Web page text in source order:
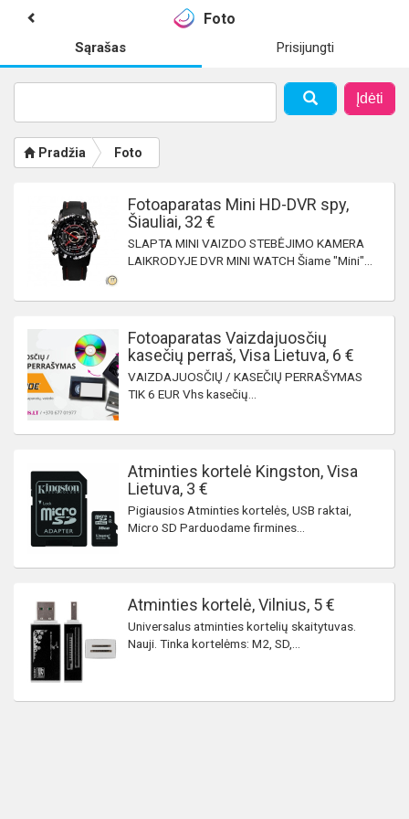
Foto
Sąrašas Prisijungti
Įdėti
Pradžia Foto
Fotoaparatas Mini HD-DVR spy,
Šiauliai, 32 €
SLAPTA MINI VAIZDO STEBĖJIMO KAMERA
LAIKRODYJE DVR MINI WATCH Šiame "Mini"...
Fotoaparatas Vaizdajuosčių
kasečių perraš, Visa Lietuva, 6 €
VAIZDAJUOSČIŲ / KASEČIŲ PERRAŠYMAS
TIK 6 EUR Vhs kasečių...
Atminties kortelė Kingston, Visa
Lietuva, 3 €
Pigiausios Atminties kortelės, USB raktai,
Micro SD Parduodame firmines...
Atminties kortelė, Vilnius, 5 €
Universalus atminties kortelių skaitytuvas.
Nauji. Tinka kortelėms: M2, SD,...